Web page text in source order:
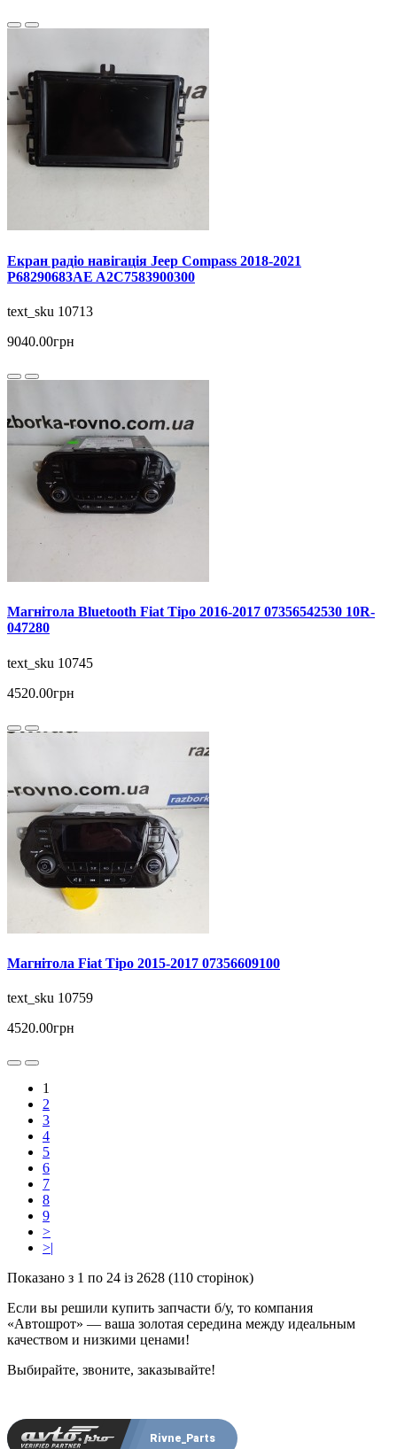
Екран радіо навігація Jeep Compass 2018-2021
P68290683AE A2C7583900300
text_sku 10713
9040.00грн
Магнітола Bluetooth Fiat Tipo 2016-2017 07356542530 10R-
047280
text_sku 10745
4520.00грн
Магнітола Fiat Tipo 2015-2017 07356609100
text_sku 10759
4520.00грн
1
2
3
4
5
6
7
8
9
>
>|
Показано з 1 по 24 із 2628 (110 сторінок)
Если вы решили купить запчасти б/у, то компания
«Автошрот» — ваша золотая середина между идеальным
качеством и низкими ценами!
Выбирайте, звоните, заказывайте!
Rivne_Parts